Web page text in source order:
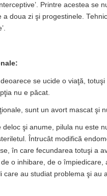
Printre acestea se
doua zi şi progestinele.
se ucide o viaţă, totuşi
nu e păcat.
sunt un avort mascat şi
şi anume, pilula nu este
Întrucât modifică
în care fecundarea totuşi a
o inhibare, de o împiedicare,
au studiat problema şi au